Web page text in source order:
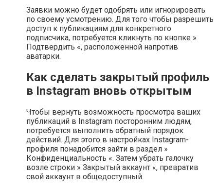
Заявки можно будет одобрять или игнорировать
по своему усмотрению. Для того чтобы разрешить
доступ к публикациям для конкретного
подписчика, потребуется кликнуть по кнопке »
Подтвердить «, расположенной напротив
аватарки.
Как сделать закрытый профиль
в Instagram вновь открытым
Чтобы вернуть возможность просмотра ваших
публикаций в Instagram посторонним людям,
потребуется выполнить обратный порядок
действий. Для этого в настройках Instagram-
профиля понадобится зайти в раздел »
Конфиденциальность «. Затем убрать галочку
возле строки » Закрытый аккаунт «, превратив
свой аккаунт в общедоступный.